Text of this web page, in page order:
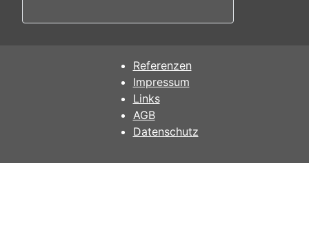
Referenzen
Impressum
Links
AGB
Datenschutz